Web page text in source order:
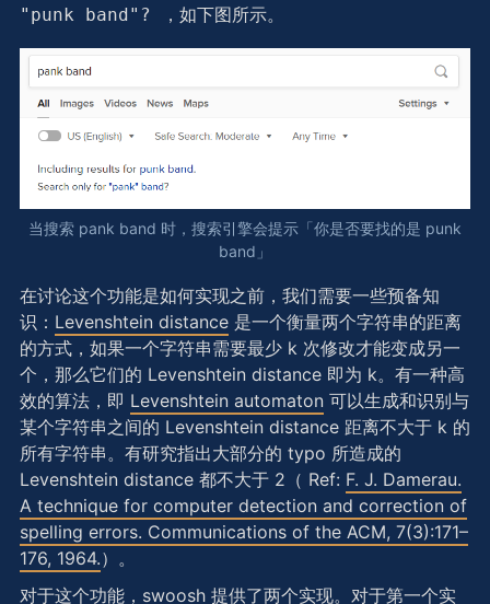
"punk band"?
，如下图所示。
当搜索 pank band 时，搜索引擎会提示「你是否要找的是 punk
band」
在讨论这个功能是如何实现之前，我们需要一些预备知
识： Levenshtein distance 是一个衡量两个字符串的距离
的方式，如果一个字符串需要最少 k 次修改才能变成另一
个，那么它们的 Levenshtein distance 即为 k。有一种高
效的算法，即 Levenshtein automaton 可以生成和识别与
某个字符串之间的 Levenshtein distance 距离不大于 k 的
所有字符串。有研究指出大部分的 typo 所造成的
Levenshtein distance 都不大于 2（ Ref: F. J. Damerau.
A technique for computer detection and correction of
spelling errors. Communications of the ACM, 7(3):171–
176, 1964.）。
对于这个功能，swoosh 提供了两个实现。对于第一个实